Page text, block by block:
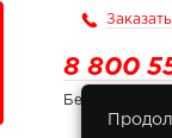
8 800
Бесплатно по